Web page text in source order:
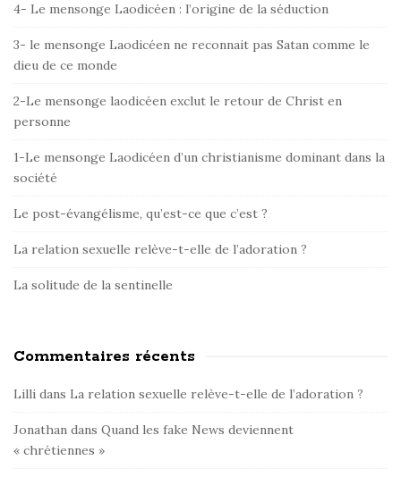
r
:
e
S
i
d
b
a
r
4- Le mensonge Laodicéen : l’origine de la séduction
3- le mensonge Laodicéen ne reconnait pas Satan comme le
dieu de ce monde
2-Le mensonge laodicéen exclut le retour de Christ en
personne
1-Le mensonge Laodicéen d’un christianisme dominant dans la
société
Le post-évangélisme, qu’est-ce que c’est ?
La relation sexuelle relève-t-elle de l’adoration ?
La solitude de la sentinelle
Commentaires récents
Lilli dans La relation sexuelle relève-t-elle de l’adoration ?
Jonathan dans Quand les fake News deviennent
« chrétiennes »